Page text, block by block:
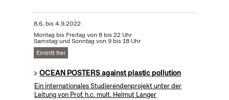
8.6. bis4.9.2022
Montag bis Freitag von 8 bis 22 Uhr
Samstag und Sonntag von 9 bis 18 Uhr
Eintritt frei
OCEAN POSTERS against plastic pollution
Ein internationales Studierendenprojekt unter der
Leitung von Prof. h.c. mult. Helmut Langer